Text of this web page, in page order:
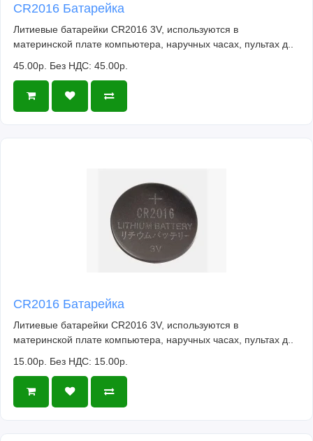
CR2016 Батарейка
Литиевые батарейки CR2016 3V, используются в
материнской плате компьютера, наручных часах, пультах д..
45.00р. Без НДС: 45.00р.
CR2016 Батарейка
Литиевые батарейки CR2016 3V, используются в
материнской плате компьютера, наручных часах, пультах д..
15.00р. Без НДС: 15.00р.